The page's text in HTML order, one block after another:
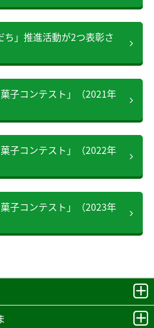
」推進活動が2つ表彰さ
子コンテスト」（2021年
子コンテスト」（2022年
子コンテスト」（2023年